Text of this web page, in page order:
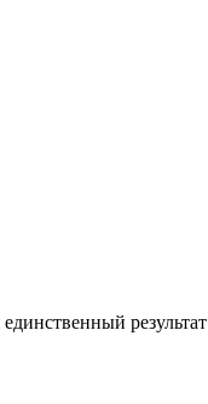
результат